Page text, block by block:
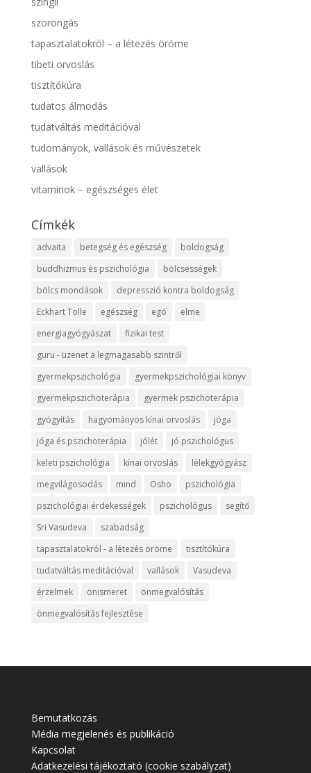
szorongás
tapasztalatokról – a létezés öröme
tibeti orvoslás
tisztítókúra
tudatos álmodás
tudatváltás meditációval
tudományok, vallások és művészetek
vallások
vitaminok – egészséges élet
Címkék
advaita betegség és egészség
boldogság
buddhizmus és pszichológia
bölcsességek
bölcs mondások
depresszió kontra boldogság
Eckhart Tolle
egészség egó
elme
energiagyógyászat
fizikai test
guru - üzenet a legmagasabb szintről
gyermekpszichológia
gyermekpszichológiai könyv
gyermekpszichoterápia
gyermek pszichoterápia
gyógyítás
hagyományos kínai orvoslás
jóga
jóga és pszichoterápia
jólét
jó pszichológus
keleti pszichológia
kínai orvoslás
lélekgyógyász
megvilágosodás
mind Osho
pszichológia
pszichológiai érdekességek
pszichológus
segítő
Sri Vasudeva
szabadság
tapasztalatokról - a létezés öröme
tisztítókúra
tudatváltás meditációval
vallások
Vasudeva
érzelmek
önismeret
önmegvalósítás
önmegvalósítás fejlesztése
Bemutatkozás
Média megjelenés és publikáció
Kapcsolat
Adatkezelési tájékoztató (cookie szabályzat)